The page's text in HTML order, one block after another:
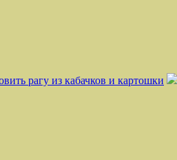
рагу из кабачков и картошки